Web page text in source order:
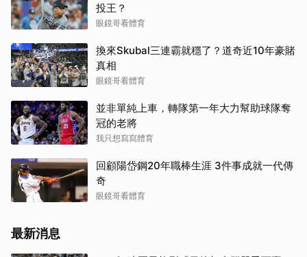
投王？
眼鏡哥看體育
換來Skubal三連霸就穩了？道奇近10年豪賭
真相
眼鏡哥看體育
並非單純上車，轉隊第一年大力幫助球隊奪
冠的老將
我只想寫寫體育
回顧陽岱鋼20年職棒生涯 3件事成就一代傳
奇
眼鏡哥看體育
最新消息